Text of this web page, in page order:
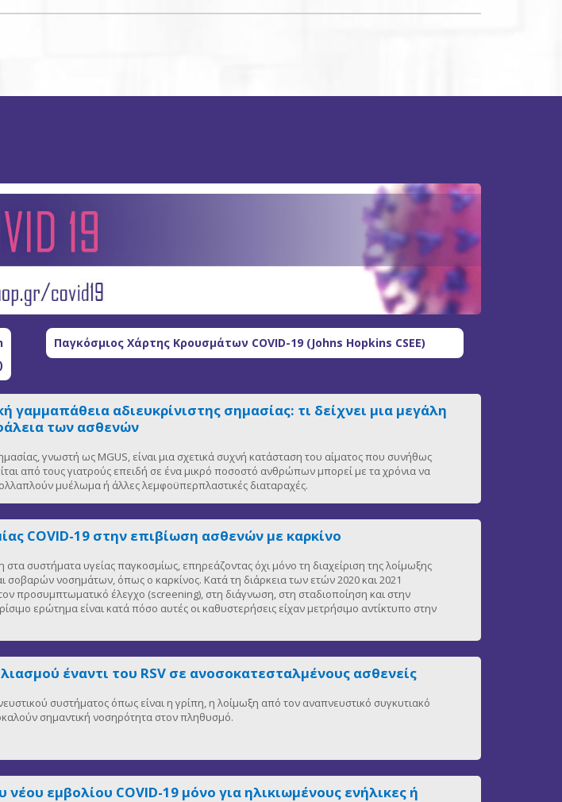
Παγκόσμιος Χάρτης Κρουσμάτων COVID-19 (Johns Hopkins CSEE)
γαμμαπάθεια αδιευκρίνιστης σημασίας: τι δείχνει μια μεγάλη
των ασθενών
γνωστή ως MGUS, είναι μια σχετικά συχνή κατάσταση του αίματος που συνήθως
από τους γιατρούς επειδή σε ένα μικρό ποσοστό ανθρώπων μπορεί με τα χρόνια να
μυέλωμα ή άλλες λεμφοϋπερπλαστικές διαταραχές.
COVID-19 στην επιβίωση ασθενών με καρκίνο
συστήματα υγείας παγκοσμίως, επηρεάζοντας όχι μόνο τη διαχείριση της λοίμωξης
σοβαρών νοσημάτων, όπως ο καρκίνος. Κατά τη διάρκεια των ετών 2020 και 2021
προσυμπτωματικό έλεγχο (screening), στη διάγνωση, στη σταδιοποίηση και στην
ερώτημα είναι κατά πόσο αυτές οι καθυστερήσεις είχαν μετρήσιμο αντίκτυπο στην
έναντι του RSV σε ανοσοκατεσταλμένους ασθενείς
συστήματος όπως είναι η γρίπη, η λοίμωξη από τον αναπνευστικό συγκυτιακό
σημαντική νοσηρότητα στον πληθυσμό.
εμβολίου COVID-19 μόνο για ηλικιωμένους ενήλικες ή